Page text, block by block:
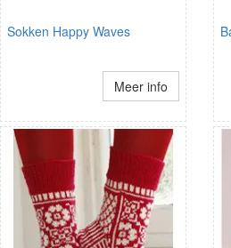
Sokken Happy Waves
Meer info